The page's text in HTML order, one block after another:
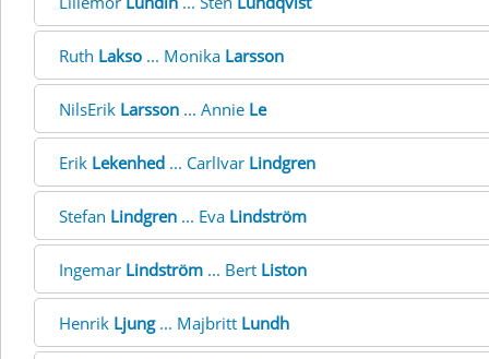
Ruth Lakso ... Monika Larsson
NilsErik Larsson ... Annie Le
Erik Lekenhed ... CarlIvar Lindgren
Stefan Lindgren ... Eva Lindström
Ingemar Lindström ... Bert Liston
Henrik Ljung... Majbritt Lundh